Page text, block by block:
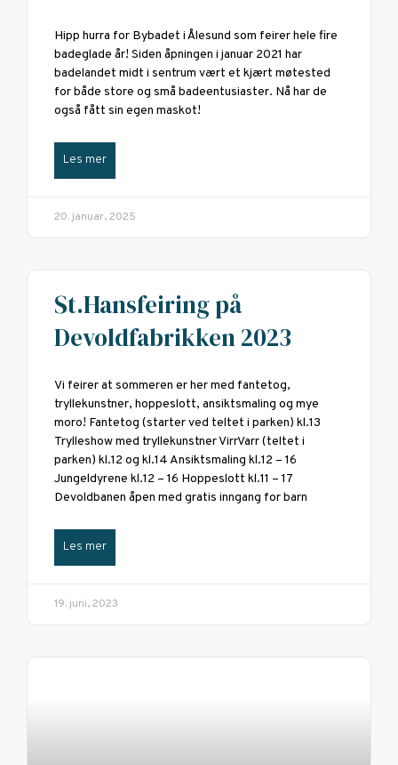
Hipp hurra for Bybadet i Ålesund som feirer hele fire
badeglade år! Siden åpningen i januar 2021 har
badelandet midt i sentrum vært et kjært møtested
for både store og små badeentusiaster. Nå har de
også fått sin egen maskot!
Les mer
20. januar, 2025
St.Hansfeiring på
Devoldfabrikken 2023
Vi feirer at sommeren er her med fantetog,
tryllekunstner, hoppeslott, ansiktsmaling og mye
moro! Fantetog (starter ved teltet i parken) kl.13
Trylleshow med tryllekunstner VirrVarr (teltet i
parken) kl.12 og kl.14 Ansiktsmaling kl.12 – 16
Jungeldyrene kl.12 – 16 Hoppeslott kl.11 – 17
Devoldbanen åpen med gratis inngang for barn
Les mer
19. juni, 2023